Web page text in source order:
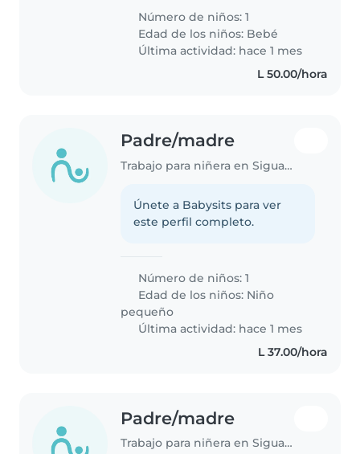
persona con formación en
educación preescolar o amplia
experiencia en cuidado materno
para residencia en
Número de niños: 1
Edad de los niños: Bebé
Última actividad: hace 1 mes
L 50.00/hora
Padre/madre
Trabajo para niñera en Siguatepeque
Únete a Babysits para ver
este perfil completo.
Número de niños: 1
Edad de los niños: Niño
pequeño
Última actividad: hace 1 mes
L 37.00/hora
Padre/madre
Trabajo para niñera en Siguatepeque